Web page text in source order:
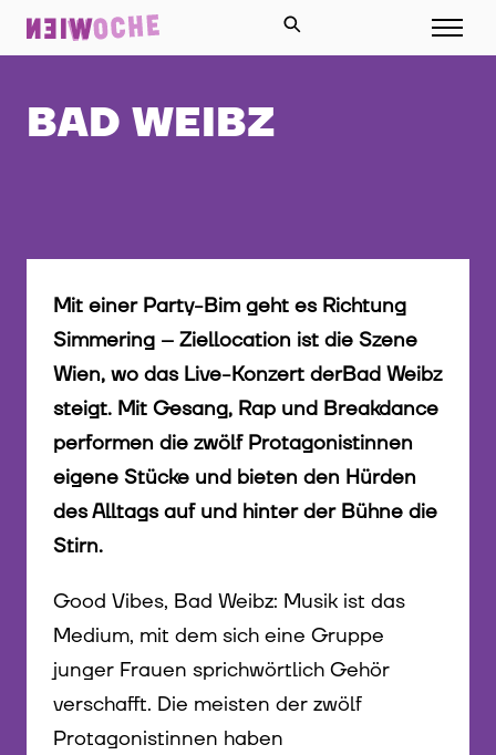
BAD WEIBZ
Mit einer Party-Bim geht es Richtung
Simmering – Ziellocation ist die Szene
Wien, wo das Live-Konzert derBad Weibz
steigt. Mit Gesang, Rap und Breakdance
performen die zwölf Protagonistinnen
eigene Stücke und bieten den Hürden
des Alltags auf und hinter der Bühne die
Stirn.
Good Vibes, Bad Weibz: Musik ist das
Medium, mit dem sich eine Gruppe
junger Frauen sprichwörtlich Gehör
verschafft. Die meisten der zwölf
Protagonistinnen haben